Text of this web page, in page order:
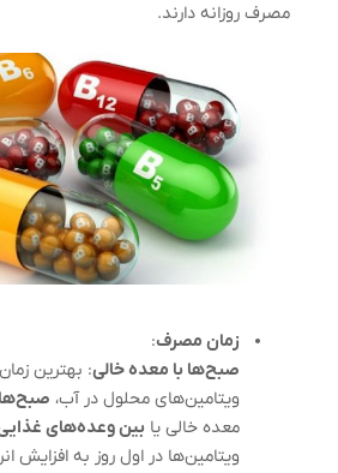
مصرف روزانه دارند.
زمان مصرف:
صبح‌ها با معده خالی: بهترین
ویتامین‌های محلول در آب، صبح‌ها
معده خالی یا بین وعده‌های
ویتامین‌ها در اول روز به افزایش